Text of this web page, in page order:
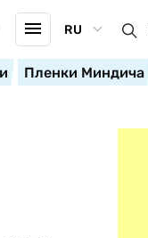
RU
Пленки Миндича